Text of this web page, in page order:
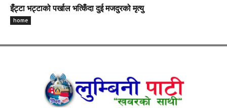
इँट्टा भट्टाको पर्खाल भत्किँदा दुई मजदुरको मृत्यु
home